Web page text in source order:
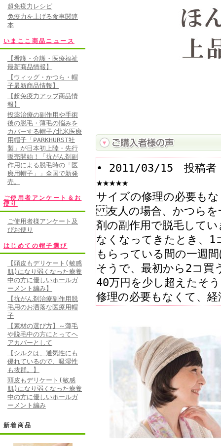
超免疫力レシピ
免疫力を上げる食事関連
本
いまここ商品ニュース
【看護・介護・医療福祉
最新商品情報】
【ウィッグ・かつら・帽
子最新商品情報】
【超免疫力アップ商品情
報】
投薬治療の副作用や手術
後の脱毛・薄毛の悩みを
カバーする帽子/北米医療
用帽子「PARKHURST社
製」が日本初上陸・先行
販売開始！「抗がん剤副
作用による脱毛時の「医
療用帽子」」全国で新発
売。
ご使用者アンケート＆お
便り
ご使用者様アンケート及
びお便り
はじめての帽子選び
【頭皮もデリケート(敏感
肌)になり弱くなった療養
中の方に優しいホールガ
ーメント編み】
【抗がん剤治療副作用脱
毛用のお洒落な医療用帽
子
【素材の選び方】～薄毛
や脱毛中の方にとってヘ
アカバーとして
【シルクは、通気性にも
優れているので、吸湿性
も抜群。】
頭皮もデリケート(敏感
肌)になり弱くなった療養
中の方に優しいホールガ
ーメント編み
新着商品
• 2011/03/15 投稿者
★★★★★
サイズの修理の必要も
友人の場合、かつらを
剤の副作用で脱毛して
なくなってきたとき、
もらっている間の一週
そうで、最初から2コ買
40万円を少し超えたそ
修理の必要もなくて、
• 2011/03/15 投稿
娘の結婚式も無事済
先日はお世話になり
し、経過観察しながら
量に抜け落ち入浴もま
ィッグのおかげで娘の
た。ありがとうござい
愛用しています。先日